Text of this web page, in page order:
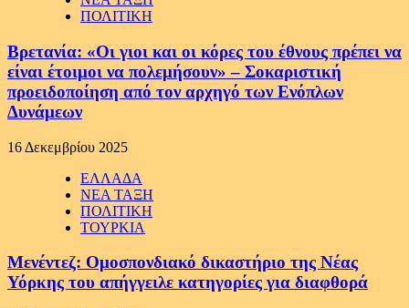
ΠΟΛΙΤΙΚΗ
Βρετανία: «Οι γιοι και οι κόρες του έθνους πρέπει να
είναι έτοιμοι να πολεμήσουν» – Σοκαριστική
προειδοποίηση από τον αρχηγό των Ενόπλων
Δυνάμεων
16 Δεκεμβρίου 2025
ΕΛΛΑΔΑ
ΝΕΑ ΤΑΞΗ
ΠΟΛΙΤΙΚΗ
ΤΟΥΡΚΙΑ
Μενέντεζ: Ομοσπονδιακό δικαστήριο της Νέας
Υόρκης του απήγγειλε κατηγορίες για διαφθορά